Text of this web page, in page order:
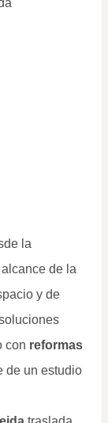
la
de la
y de
con reformas
de un estudio